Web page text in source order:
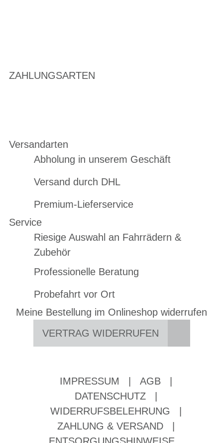
ZAHLUNGSARTEN
Versandarten
Abholung in unserem Geschäft
Versand durch DHL
Premium-Lieferservice
Service
Riesige Auswahl an Fahrrädern &
Zubehör
Professionelle Beratung
Probefahrt vor Ort
Meine Bestellung im Onlineshop widerrufen
VERTRAG WIDERRUFEN
IMPRESSUM AGB
DATENSCHUTZ
WIDERRUFSBELEHRUNG
ZAHLUNG & VERSAND